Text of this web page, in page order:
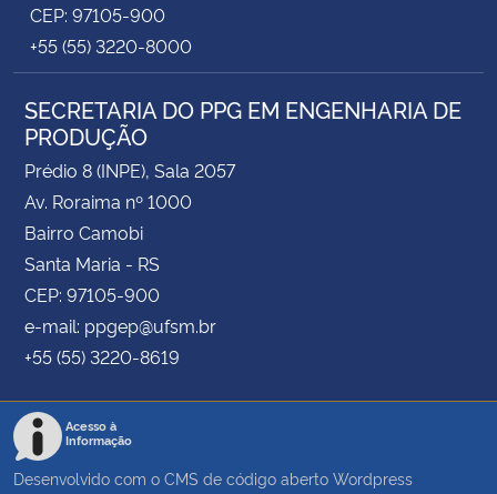
CEP: 97105-900
+55 (55) 3220-8000
SECRETARIA DO PPG EM ENGENHARIA DE
PRODUÇÃO
Prédio 8 (INPE), Sala 2057
Av. Roraima nº 1000
Bairro Camobi
Santa Maria - RS
CEP: 97105-900
e-mail: ppgep@ufsm.br
+55 (55) 3220-8619
Acesso à
Informação
Desenvolvido com o CMS de código aberto Wordpress